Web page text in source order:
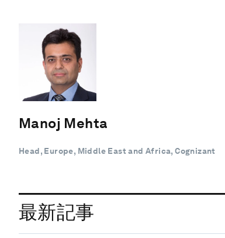
Manoj Mehta
Head, Europe, Middle East and Africa, Cognizant
最新記事